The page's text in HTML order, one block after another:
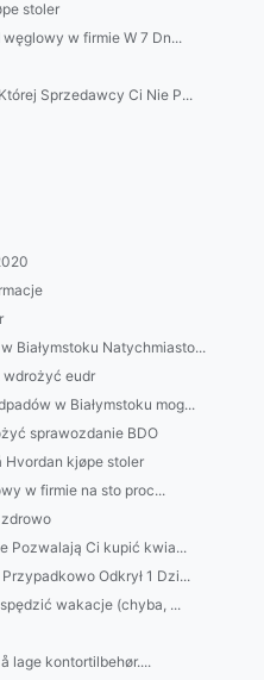
stoler
w firmie W 7 Dn...
Sprzedawcy Ci Nie P...
Białymstoku Natychmiasto...
wdrożyć eudr
w Białymstoku mog...
sprawozdanie BDO
Hvordan kjøpe stoler
w firmie na sto proc...
Pozwalają Ci kupić kwia...
Odkrył 1 Dzi...
wakacje (chyba, ...
lage kontortilbehør....